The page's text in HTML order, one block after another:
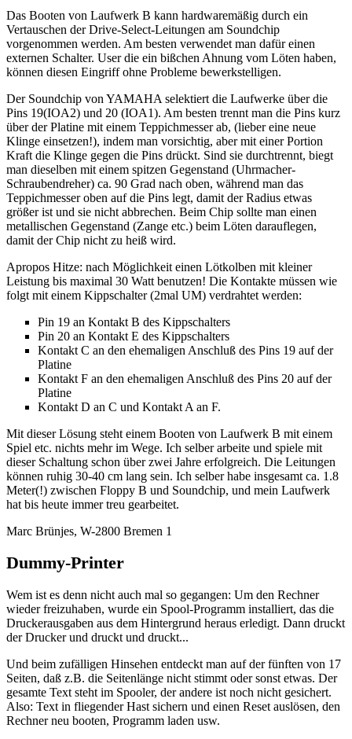
Das Booten von Laufwerk B kann hardwaremäßig durch ein
Vertauschen der Drive-Select-Leitungen am Soundchip
vorgenommen werden. Am besten verwendet man dafür einen
externen Schalter. User die ein bißchen Ahnung vom Löten haben,
können diesen Eingriff ohne Probleme bewerkstelligen.
Der Soundchip von YAMAHA selektiert die Laufwerke über die
Pins 19(IOA2) und 20 (IOA1). Am besten trennt man die Pins kurz
über der Platine mit einem Teppichmesser ab, (lieber eine neue
Klinge einsetzen!), indem man vorsichtig, aber mit einer Portion
Kraft die Klinge gegen die Pins drückt. Sind sie durchtrennt, biegt
man dieselben mit einem spitzen Gegenstand (Uhrmacher-
Schraubendreher) ca. 90 Grad nach oben, während man das
Teppichmesser oben auf die Pins legt, damit der Radius etwas
größer ist und sie nicht abbrechen. Beim Chip sollte man einen
metallischen Gegenstand (Zange etc.) beim Löten darauflegen,
damit der Chip nicht zu heiß wird.
Apropos Hitze: nach Möglichkeit einen Lötkolben mit kleiner
Leistung bis maximal 30 Watt benutzen! Die Kontakte müssen wie
folgt mit einem Kippschalter (2mal UM) verdrahtet werden:
Pin 19 an Kontakt B des Kippschalters
Pin 20 an Kontakt E des Kippschalters
Kontakt C an den ehemaligen Anschluß des Pins 19 auf der
Platine
Kontakt F an den ehemaligen Anschluß des Pins 20 auf der
Platine
Kontakt D an C und Kontakt A an F.
Mit dieser Lösung steht einem Booten von Laufwerk B mit einem
Spiel etc. nichts mehr im Wege. Ich selber arbeite und spiele mit
dieser Schaltung schon über zwei Jahre erfolgreich. Die Leitungen
können ruhig 30-40 cm lang sein. Ich selber habe insgesamt ca. 1.8
Meter(!) zwischen Floppy B und Soundchip, und mein Laufwerk
hat bis heute immer treu gearbeitet.
Marc Brünjes, W-2800 Bremen 1
Dummy-Printer
Wem ist es denn nicht auch mal so gegangen: Um den Rechner
wieder freizuhaben, wurde ein Spool-Programm installiert, das die
Druckerausgaben aus dem Hintergrund heraus erledigt. Dann druckt
der Drucker und druckt und druckt...
Und beim zufälligen Hinsehen entdeckt man auf der fünften von 17
Seiten, daß z.B. die Seitenlänge nicht stimmt oder sonst etwas. Der
gesamte Text steht im Spooler, der andere ist noch nicht gesichert.
Also: Text in fliegender Hast sichern und einen Reset auslösen, den
Rechner neu booten, Programm laden usw.